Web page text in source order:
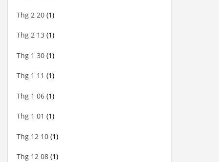
Thg 2 20 (1)
Thg 2 13 (1)
Thg 1 30 (1)
Thg 1 11 (1)
Thg 1 06 (1)
Thg 1 01 (1)
Thg 12 10 (1)
Thg 12 08 (1)